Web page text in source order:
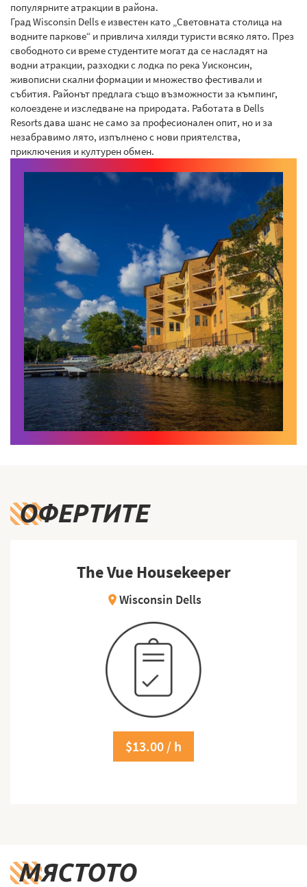
популярните атракции в района.
Град Wisconsin Dells е известен като „Световната столица на
водните паркове“ и привлича хиляди туристи всяко лято. През
свободното си време студентите могат да се насладят на
водни атракции, разходки с лодка по река Уисконсин,
живописни скални формации и множество фестивали и
събития. Районът предлага също възможности за къмпинг,
колоездене и изследване на природата. Работата в Dells
Resorts дава шанс не само за професионален опит, но и за
незабравимо лято, изпълнено с нови приятелства,
приключения и културен обмен.
ОФЕРТИТЕ
The Vue Housekeeper
location_on Wisconsin Dells
$13.00 / h
МЯСТОТО